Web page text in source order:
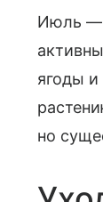
Июль —
ягоды
но